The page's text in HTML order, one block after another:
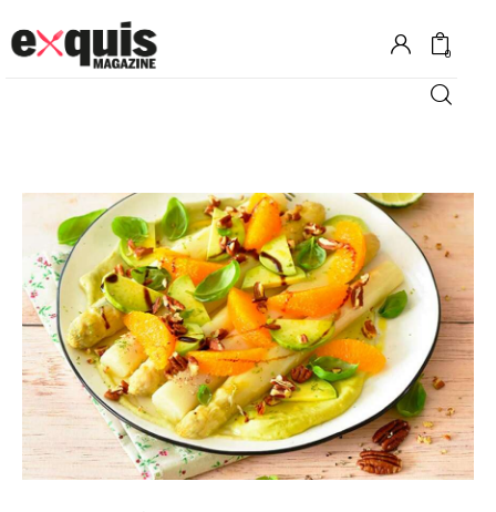
0
Gastronomie
Recettes
Shopping
Évènements